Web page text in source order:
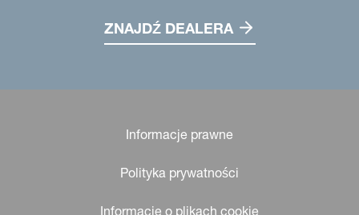
ZNAJDŹ DEALERA
Informacje prawne
Polityka prywatności
Informacje o plikach cookie